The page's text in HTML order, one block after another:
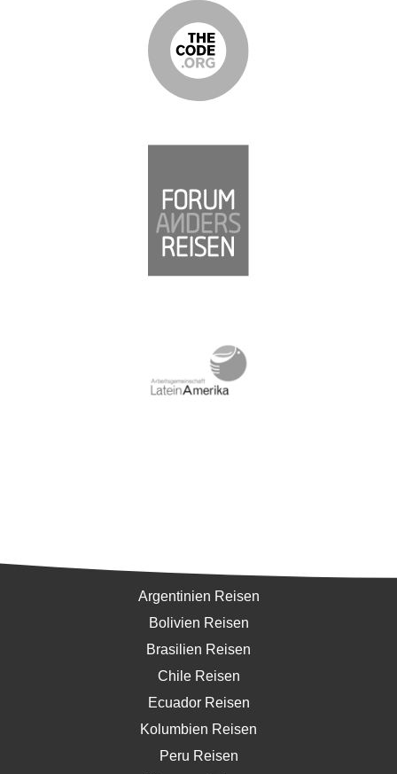
Argentinien Reisen
Bolivien Reisen
Brasilien Reisen
Chile Reisen
Ecuador Reisen
Kolumbien Reisen
Peru Reisen